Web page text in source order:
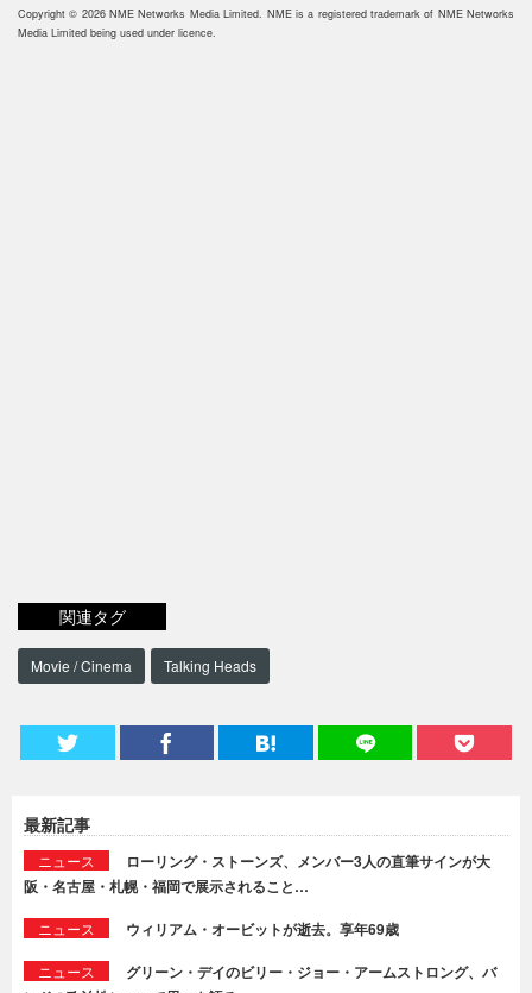
Copyright © 2026 NME Networks Media Limited. NME is a registered trademark of NME Networks
Media Limited being used under licence.
関連タグ
Movie / Cinema Talking Heads
最新記事
ニュース
ローリング・ストーンズ、メンバー3人の直筆サインが大
阪・名古屋・札幌・福岡で展示されること…
ニュース ウィリアム・オービットが逝去。享年69歳
ニュース
グリーン・デイのビリー・ジョー・アームストロング、バ